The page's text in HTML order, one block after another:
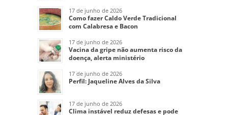
17 de junho de 2026
Como fazer Caldo Verde Tradicional
com Calabresa e Bacon
17 de junho de 2026
Vacina da gripe não aumenta risco da
doença, alerta ministério
17 de junho de 2026
Perfil: Jaqueline Alves da Silva
17 de junho de 2026
Clima instável reduz defesas e pode